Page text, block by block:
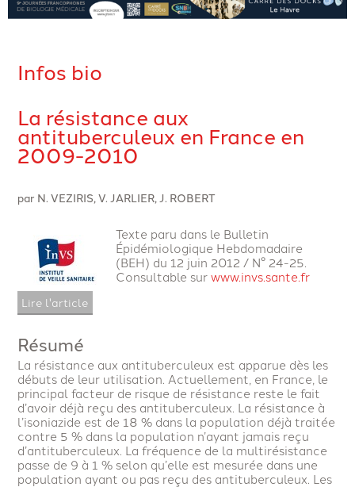
Infos bio
La résistance aux
antituberculeux en France en
2009-2010
par N. VEZIRIS, V. JARLIER, J. ROBERT
Texte paru dans le Bulletin
Épidémiologique Hebdomadaire
(BEH) du 12 juin 2012 / N° 24-25.
Consultable surwww.invs.sante.fr
Lire l'article
Résumé
La résistance aux antituberculeux est apparue dès les
débuts de leur utilisation. Actuellement, en France, le
principal facteur de risque de résistance reste le fait
d’avoir déjà reçu des antituberculeux. La résistance à
l’isoniazide est de 18 % dans la population déjà traitée
contre 5 % dans la population n’ayant jamais reçu
d’antituberculeux. La fréquence de la multirésistance
passe de 9 à 1 % selon qu’elle est mesurée dans une
population ayant ou pas reçu des antituberculeux. Les